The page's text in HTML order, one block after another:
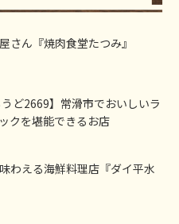
さん『焼肉食堂たつみ』
うど2669】常滑市でおいしいラ
クを堪能できるお店
わえる海鮮料理店『ダイ平水